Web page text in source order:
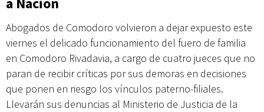
Abogados de Comodoro volvieron a dejar expuesto este
viernes el delicado funcionamiento del fuero de familia
en Comodoro Rivadavia, a cargo de cuatro jueces que no
paran de recibir críticas por sus demoras en decisiones
que ponen en riesgo los vínculos paterno-filiales.
Llevarán sus denuncias al Ministerio de Justicia de la